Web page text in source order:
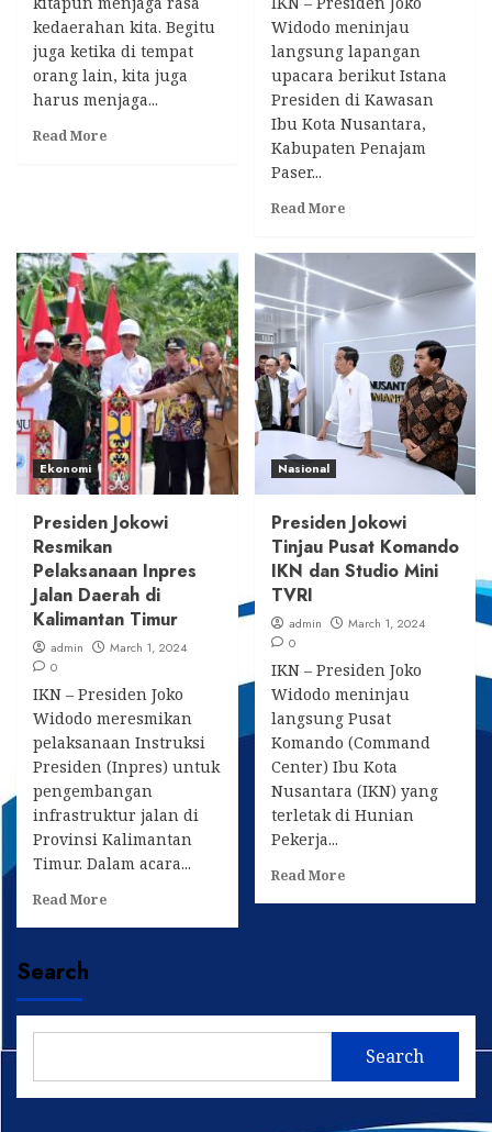
kedaerahan kita. Begitu
juga ketika di tempat
orang lain, kita juga
harus menjaga...
Read MoreRead
Now,
Oleh
Aji
Muhammad
Dudi
Hari
Saputra
Widodo meninjau
langsung lapangan
upacara berikut Istana
Presiden di Kawasan
Ibu Kota Nusantara,
Kabupaten Penajam
Paser...
Read MoreRead
Tinjau
Lapangan
di
IKN,
Pastikan
Kesiapan
HUT
Ke-
RI
Ekonomi
Presiden Jokowi
Resmikan
Pelaksanaan Inpres
Jalan Daerah di
Kalimantan Timur
admin
March 1, 2024
0
IKN – Presiden Joko
Widodo meresmikan
pelaksanaan Instruksi
Presiden (Inpres) untuk
pengembangan
infrastruktur jalan di
Provinsi Kalimantan
Timur. Dalam acara...
Read MoreRead
Pelaksanaan
Daerah
Nasional
Presiden Jokowi
Tinjau Pusat Komando
IKN dan Studio Mini
TVRI
admin
March 1, 2024
0
IKN – Presiden Joko
Widodo meninjau
langsung Pusat
Komando (Command
Center) Ibu Kota
Nusantara (IKN) yang
terletak di Hunian
Pekerja...
Read MoreRead
Komando
dan
Studio
Mini
TVRI
Search
Search